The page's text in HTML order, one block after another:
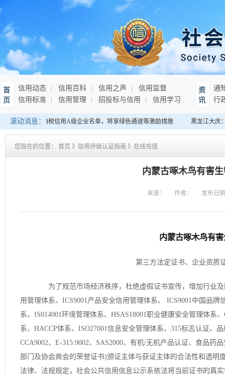
首
页
信用动态 信用百科 信用之声
信用监督
信用标准
信用管理 招投标与信用 信用学习
资
讯
通
行
滚动消息：
发布连续10年纳税信用A级企业名单，将享绿色通道等激励措施 黑龙江大庆
您现在的位置： 首页 》 信用评级认证指南 》 在线充值
内蒙古啄木鸟有害
来源： 作者： 发布日
内蒙古啄木鸟有
第三方法定证书、企业资质
为了规范市场经济秩序，杜绝虚假证书宣传，增加行业及
用管理体系、ICS9001产品安全信用管理体系、 ICS9001中国品
系、IS014001环境管理体系、HSAS18001职业健康安全管理体系
系、HACCP体系、ISO27001信息安全管理体系、315标志认证、
CCA9002、E-315:9002、SAS2000、有机/无机产品认证、食品
部门及协会商会的荣誉证书)颁证主体与获证主体的合法性和透
法律、法规规定，社会公共信用信息公示系依法将当前证书的真